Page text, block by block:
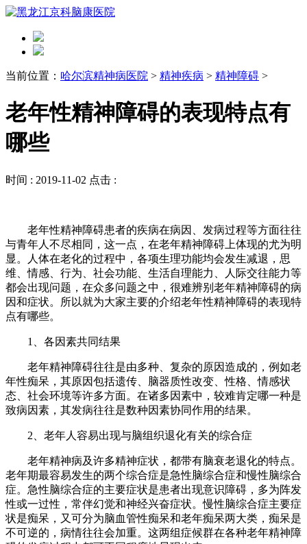
当前位置： 哈尔滨精神病医院 > 精神疾病 > 精神障碍 >
老年性精神障碍的表现特点有
哪些
时间 : 2019-11-02 点击 :
老年性精神障碍患者的疾病在病因、发病过程等方面往往
与青年人不尽相同，这一点，在老年精神障碍上体现的尤为明
显。人体在老化的过程中，各项生理功能均会发生减退，思
维、情感、行为、社会功能、生活自理能力、人际交往能力等
都会出现问题，在众多问题之中，很难辨别老年精神障碍的病
因和症状。所以就为大家主要的介绍老年性精神障碍的表现特
点有哪些。
1、各因素共同结果
老年精神障碍往往是由多种、复杂的原因造成的，例如老
年性痴呆，其原因包括遗传、脑器质性改变、性格、情感状
态、社会环境等许多方面。在诸多因素中，较难肯定哪一种是
致病因素，其发病往往是数种因素协同作用的结果。
2、老年人容易出现与脑组织退化有关的综合症
老年精神病及许多精神症状，都带有脑衰老退化的特点。
老年期最容易发生的两个综合症是急性脑综合症和慢性脑综合
症。急性脑综合症的主要症状是患者出现意识障碍，多为阵发
性或一过性，常伴幻觉和神经兴奋症状。慢性脑综合症主要症
状是痴呆，又可分为脑血管性痴呆和老年痴呆两大类，痴呆是
不可逆的，病情往往会加重。这两组症候群在各种老年精神障